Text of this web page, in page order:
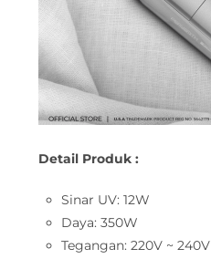
Detail Produk :
Sinar UV: 12W
Daya: 350W
Tegangan: 220V ~ 240V